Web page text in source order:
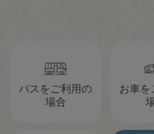
バスをご利用の
場合
お車を